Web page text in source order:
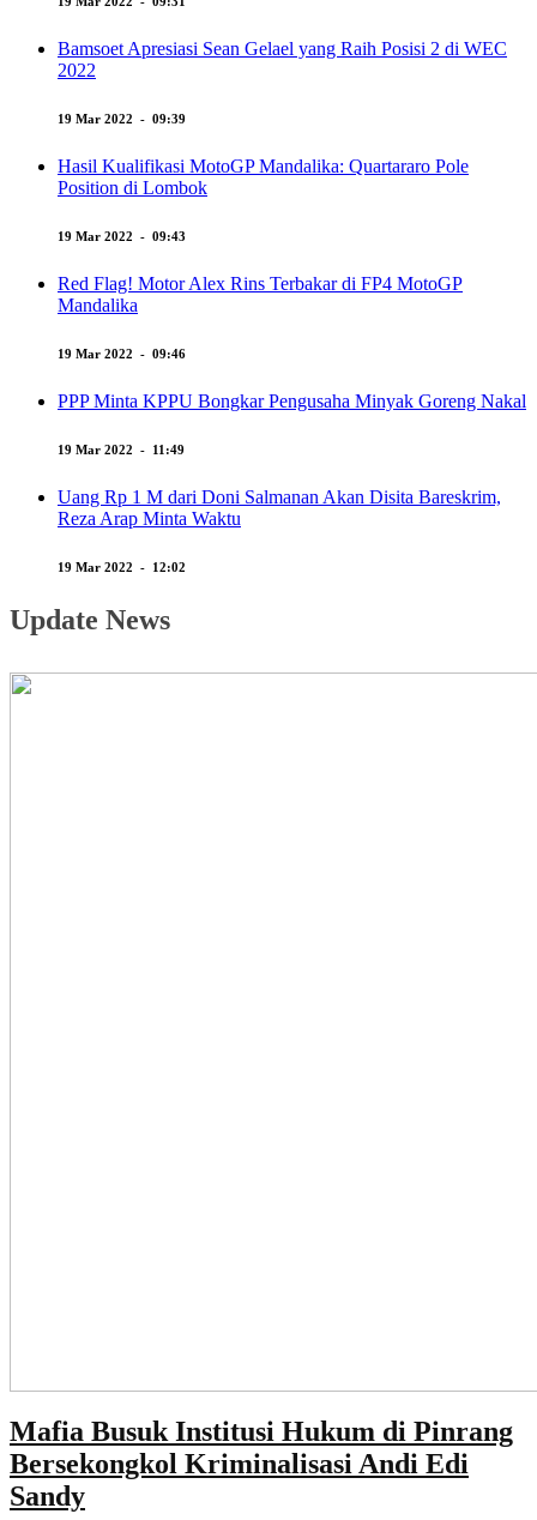
Bamsoet Apresiasi Sean Gelael yang Raih Posisi 2 di WEC
2022
19 Mar 2022 - 09:39
Hasil Kualifikasi MotoGP Mandalika: Quartararo Pole
Position di Lombok
19 Mar 2022 - 09:43
Red Flag! Motor Alex Rins Terbakar di FP4 MotoGP
Mandalika
19 Mar 2022 - 09:46
PPP Minta KPPU Bongkar Pengusaha Minyak Goreng Nakal
19 Mar 2022 - 11:49
Uang Rp 1 M dari Doni Salmanan Akan Disita Bareskrim,
Reza Arap Minta Waktu
19 Mar 2022 - 12:02
Update News
Mafia Busuk Institusi Hukum di Pinrang
Bersekongkol Kriminalisasi Andi Edi
Sandy